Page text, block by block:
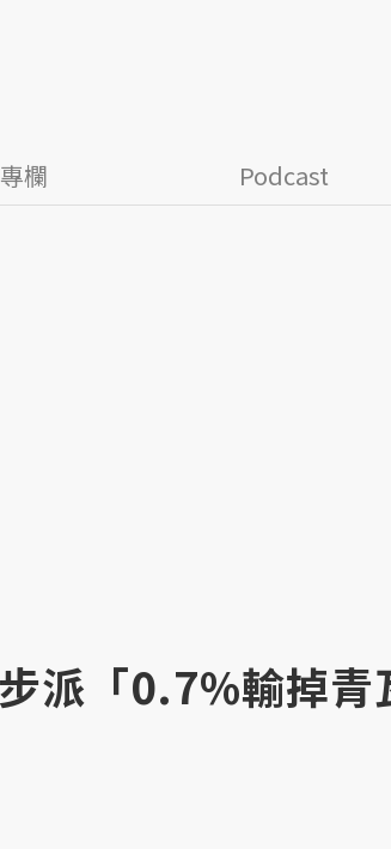
欄 Podcast
派「0.7%輸掉青